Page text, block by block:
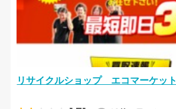
リサイクルショップ エコマーケット